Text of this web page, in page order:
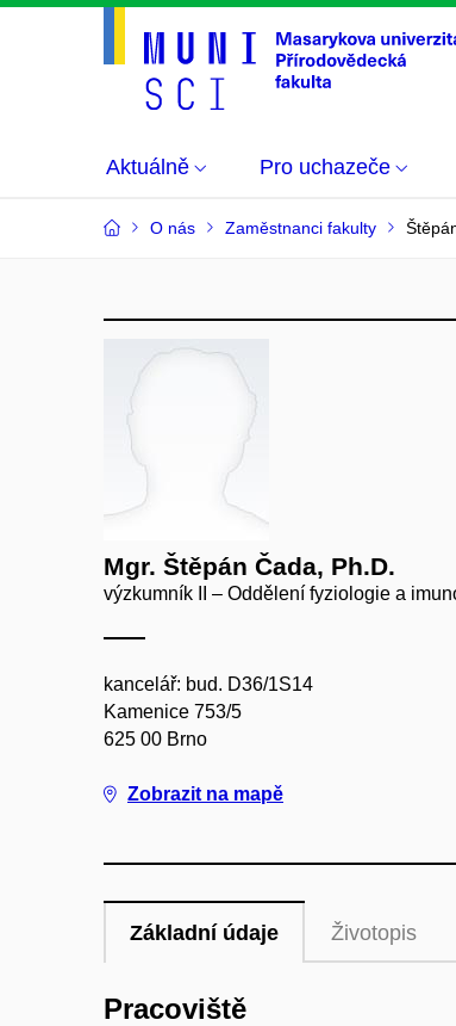
Aktuálně Pro uchazeče
O nás Zaměstnanci fakulty
Mgr. Štěpán Čada, Ph.D.
výzkumník II – Oddělení fyziologie a
kancelář: bud. D36/1S14
Kamenice 753/5
625 00 Brno
Zobrazit na mapě
Základní údaje Životopis
Pracoviště